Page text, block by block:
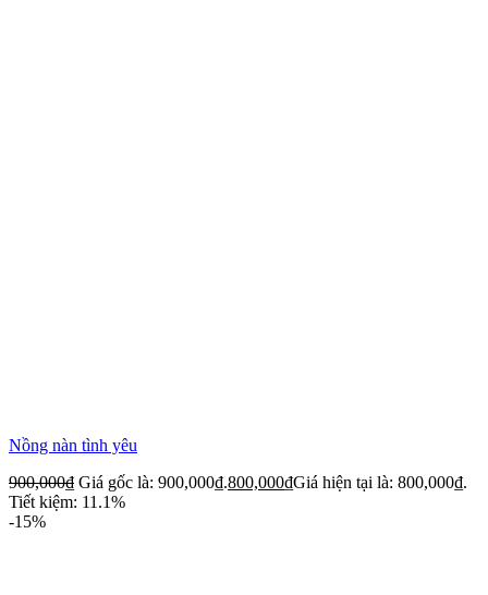
Nồng nàn tình yêu
900,000₫ Giá gốc là: 900,000₫.800,000₫Giá hiện tại là: 800,000₫.
Tiết kiệm: 11.1%
-15%